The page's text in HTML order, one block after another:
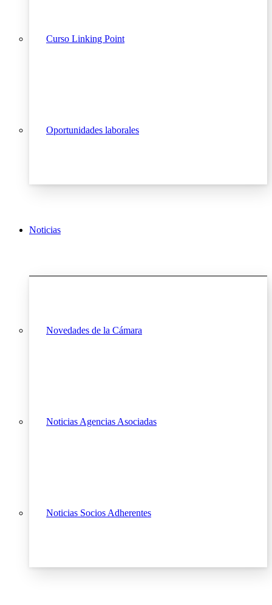
Curso Linking Point
Oportunidades laborales
Noticias
Novedades de la Cámara
Noticias Agencias Asociadas
Noticias Socios Adherentes